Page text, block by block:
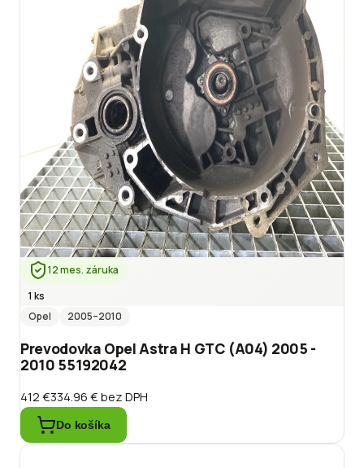
12 mes. záruka
1 ks
Opel
2005–2010
Prevodovka Opel Astra H GTC (A04) 2005 -
2010 55192042
412 €334.96 €bez DPH
Do košíka